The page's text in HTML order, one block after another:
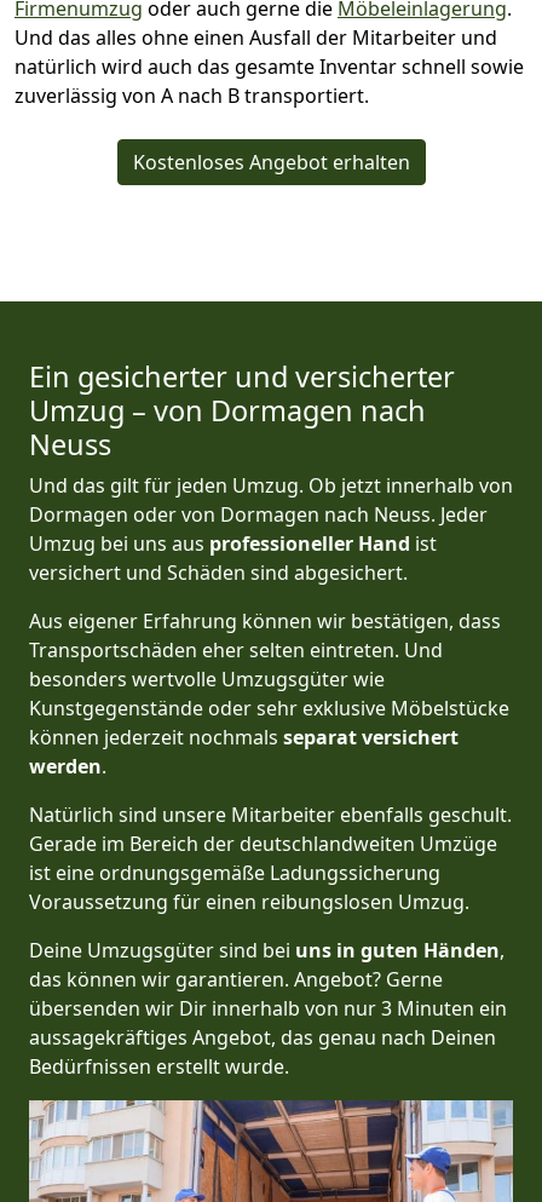
Firmenumzug oder auch gerne die Möbeleinlagerung.
Und das alles ohne einen Ausfall der Mitarbeiter und
natürlich wird auch das gesamte Inventar schnell sowie
zuverlässig von A nach B transportiert.
Kostenloses Angebot erhalten
Ein gesicherter und versicherter
Umzug – von Dormagen nach
Neuss
Und das gilt für jeden Umzug. Ob jetzt innerhalb von
Dormagen oder von Dormagen nach Neuss. Jeder
Umzug bei uns aus professioneller Hand ist
versichert und Schäden sind abgesichert.
Aus eigener Erfahrung können wir bestätigen, dass
Transportschäden eher selten eintreten. Und
besonders wertvolle Umzugsgüter wie
Kunstgegenstände oder sehr exklusive Möbelstücke
können jederzeit nochmals separat versichert
werden.
Natürlich sind unsere Mitarbeiter ebenfalls geschult.
Gerade im Bereich der deutschlandweiten Umzüge
ist eine ordnungsgemäße Ladungssicherung
Voraussetzung für einen reibungslosen Umzug.
Deine Umzugsgüter sind bei uns in guten Händen,
das können wir garantieren. Angebot? Gerne
übersenden wir Dir innerhalb von nur 3 Minuten ein
aussagekräftiges Angebot, das genau nach Deinen
Bedürfnissen erstellt wurde.